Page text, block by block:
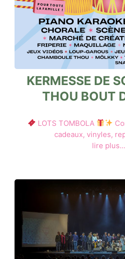
KERMESSE DE
THOU BOUT
LOTS TOMBOLA
cadeaux, vinyles,
lire plus...